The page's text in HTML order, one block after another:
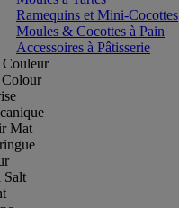
Ramequins et Mini-Cocottes
Moules & Cocottes à Pain
Accessoires à Pâtisserie
Couleur
Mat
Salt